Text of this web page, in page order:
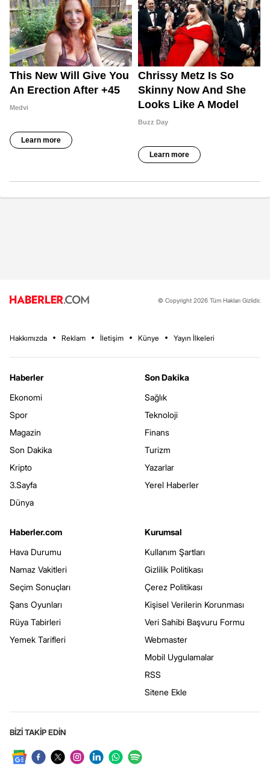
© Copyright 2026 Tüm Hakları Gizlidir.
Hakkımızda Reklam İletişim Künye Yayın İlkeleri
Haberler
Ekonomi
Spor
Magazin
Son Dakika
Kripto
3.Sayfa
Dünya
Son Dakika
Sağlık
Teknoloji
Finans
Turizm
Yazarlar
Yerel Haberler
Haberler.com
Hava Durumu
Namaz Vakitleri
Seçim Sonuçları
Şans Oyunları
Rüya Tabirleri
Yemek Tarifleri
Kurumsal
Kullanım Şartları
Gizlilik Politikası
Çerez Politikası
Kişisel Verilerin Korunması
Veri Sahibi Başvuru Formu
Webmaster
Mobil Uygulamalar
RSS
Sitene Ekle
BİZİ TAKİP EDİN